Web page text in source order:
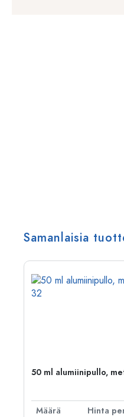
Samanlaisia
50 ml alumiinipullo,
Määrä